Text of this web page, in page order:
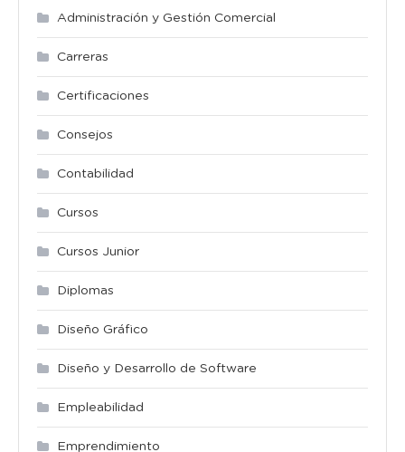
Administración y Gestión Comercial
Carreras
Certificaciones
Consejos
Contabilidad
Cursos
Cursos Junior
Diplomas
Diseño Gráfico
Diseño y Desarrollo de Software
Empleabilidad
Emprendimiento